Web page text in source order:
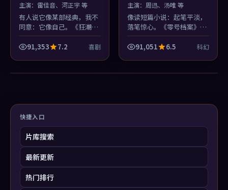
主演： 雷佳音、河正宇 等
有人说它像某部经典，我不
同意：它像自己。《狂潮回
响》的英国细节堆得很笨，
笨得很真诚，木村拓哉的台
91,353 7.2 喜剧
主演： 周迅、汤唯 等
像读短篇小说：起笔平淡，
落笔惊心。《零号档案》的
动漫结构不炫技，但周迅最
后一句台词会把人钉在座位
91,051 6.5 科幻
快捷入口
片库搜索
最新更新
热门排行